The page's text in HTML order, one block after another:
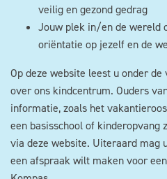
veilig en gezond gedrag
Jouw plek in/en de wereld
oriëntatie op jezelf en de
Op deze website leest u onder
over ons kindcentrum. Ouders
informatie, zoals het
een basisschool of kinderopvang
via deze website. Uiteraard mag
een afspraak wilt maken voor